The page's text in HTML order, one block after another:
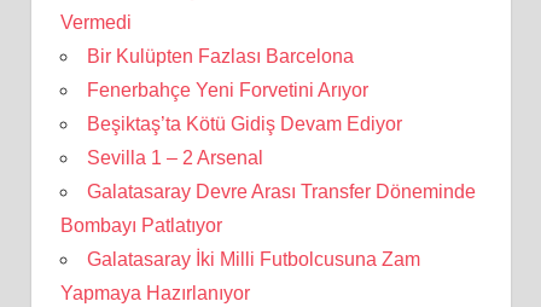
Vermedi
Bir Kulüpten Fazlası Barcelona
Fenerbahçe Yeni Forvetini Arıyor
Beşiktaş’ta Kötü Gidiş Devam Ediyor
Sevilla 1 – 2 Arsenal
Galatasaray Devre Arası Transfer Döneminde
Bombayı Patlatıyor
Galatasaray İki Milli Futbolcusuna Zam
Yapmaya Hazırlanıyor